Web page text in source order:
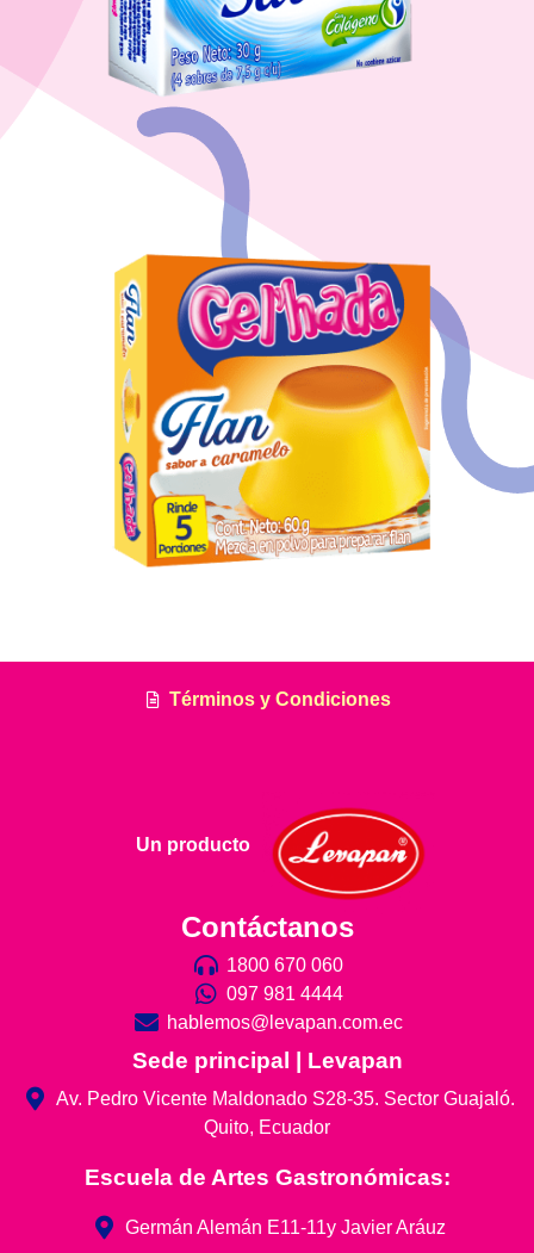
Términos y Condiciones
Un producto
Contáctanos
1800 670 060
097 981 4444
hablemos@levapan.com.ec
Sede principal | Levapan
Av. Pedro Vicente Maldonado S28-35. Sector Guajaló.
Quito, Ecuador
Escuela de Artes Gastronómicas:
Germán Alemán E11-11y Javier Aráuz